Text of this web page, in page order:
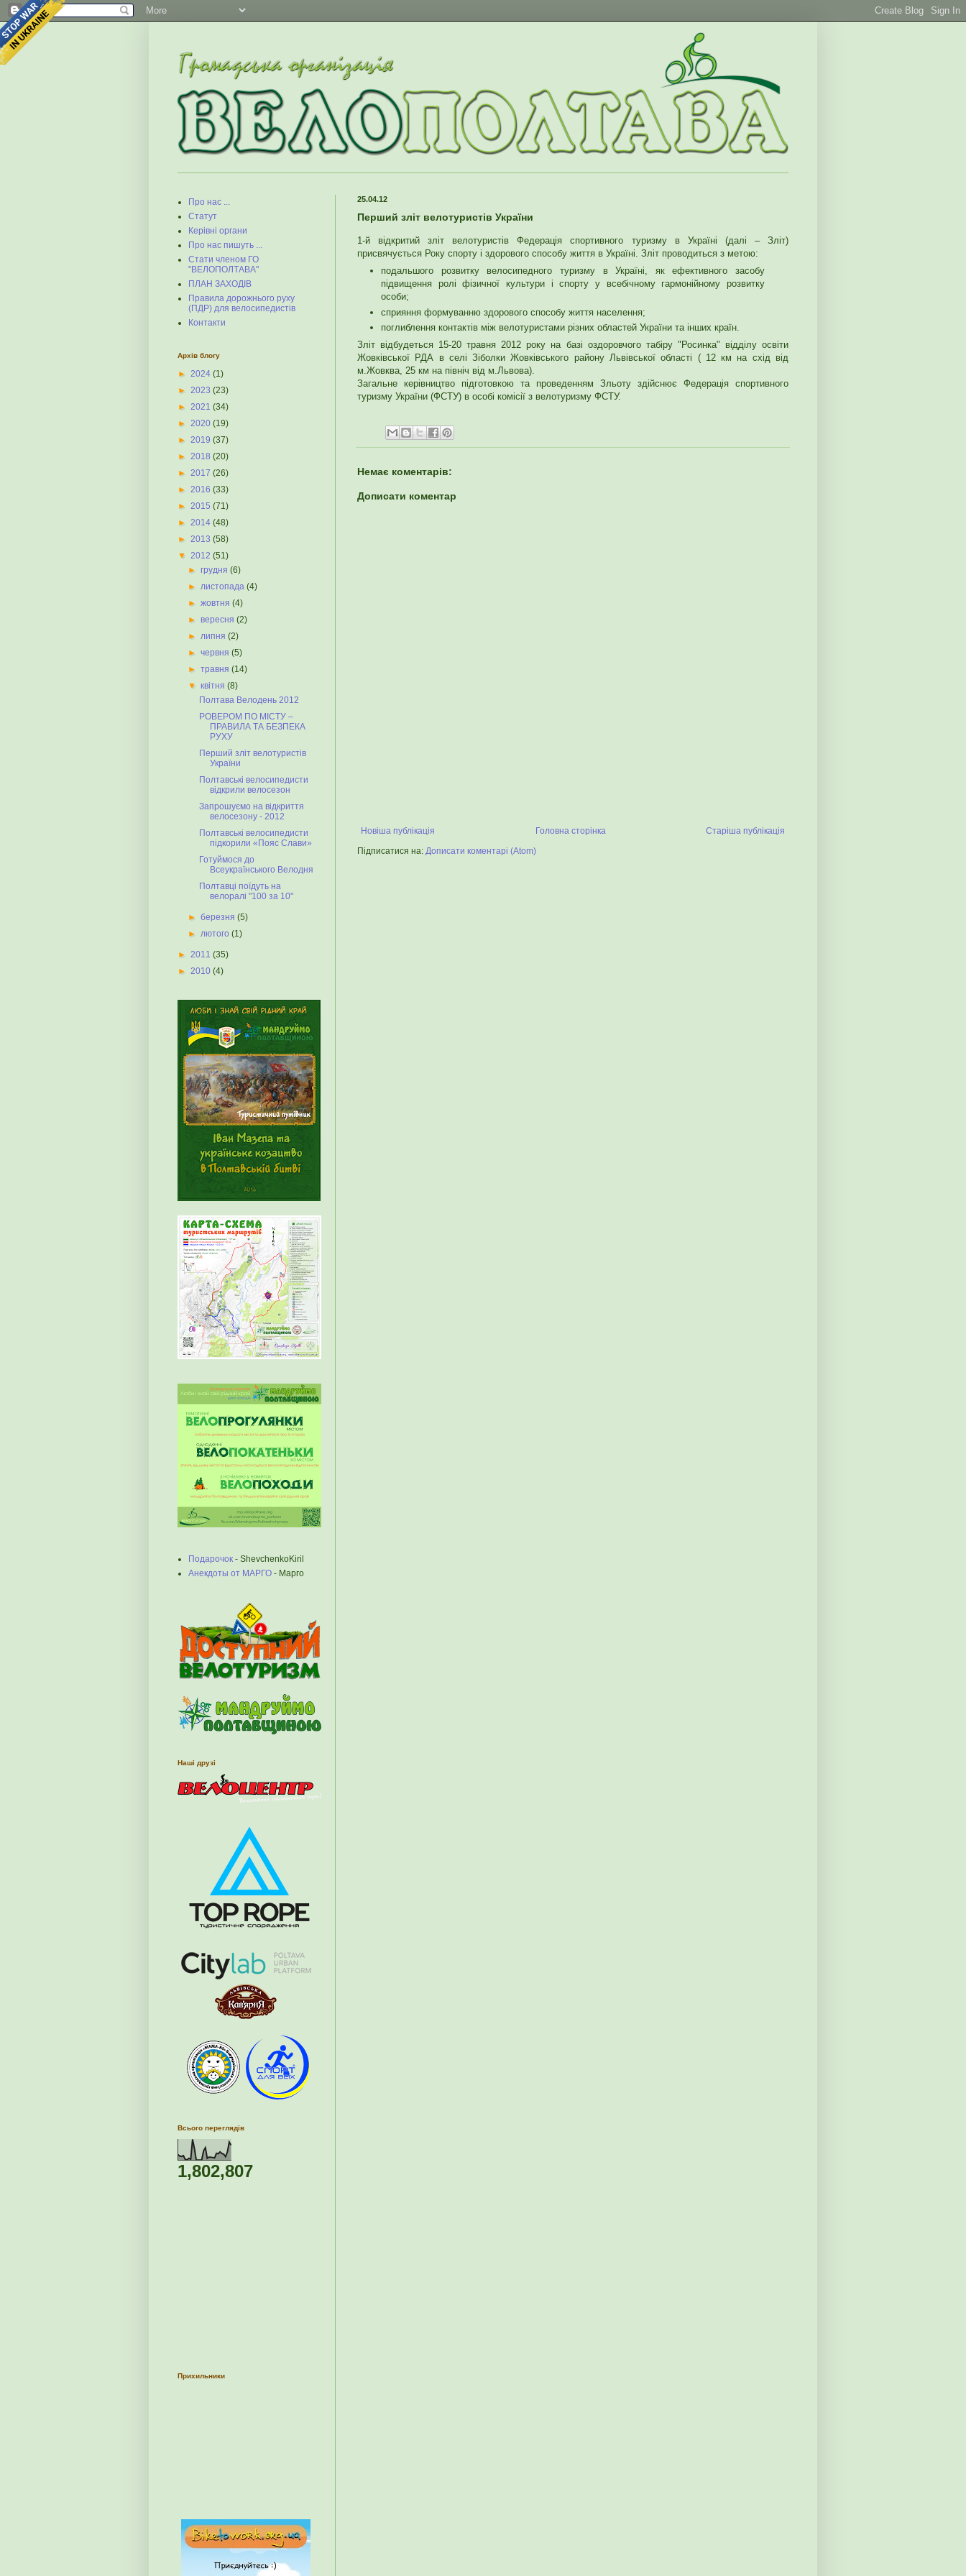
25.04.12
Перший зліт велотуристів України
1-й відкритий зліт велотуристів Федерація спортивного туризму в Україні (далі – Зліт)
присвячується Року спорту і здорового способу життя в Україні. Зліт проводиться з метою:
подальшого розвитку велосипедного туризму в Україні, як ефективного засобу
підвищення ролі фізичної культури і спорту у всебічному гармонійному розвитку
особи;
сприяння формуванню здорового способу життя населення;
поглиблення контактів між велотуристами різних областей України та інших країн.
Зліт відбудеться 15-20 травня 2012 року на базі оздоровчого табіру "Росинка" відділу освіти
Жовківської РДА в селі Зіболки Жовківського району Львівської області ( 12 км на схід від
м.Жовква, 25 км на північ від м.Львова).
Загальне керівництво підготовкою та проведенням Зльоту здійснює Федерація спортивного
туризму України (ФСТУ) в особі комісії з велотуризму ФСТУ.
Немає коментарів:
Дописати коментар
Новіша публікація Старіша публікація
Головна сторінка
Підписатися на: Дописати коментарі (Atom)
Про нас ...
Статут
Керівні органи
Про нас пишуть ...
Стати членом ГО
"ВЕЛОПОЛТАВА"
ПЛАН ЗАХОДІВ
Правила дорожнього руху
(ПДР) для велосипедистів
Контакти
Архів блогу
► 2024 (1)
► 2023 (23)
► 2021 (34)
► 2020 (19)
► 2019 (37)
► 2018 (20)
► 2017 (26)
► 2016 (33)
► 2015 (71)
► 2014 (48)
► 2013 (58)
▼ 2012 (51)
►грудня(6)
►листопада(4)
►жовтня(4)
►вересня(2)
►липня(2)
►червня(5)
►травня(14)
▼квітня(8)
Полтава Велодень 2012
РОВЕРОМ ПО МІСТУ –
ПРАВИЛА ТА БЕЗПЕКА
РУХУ
Перший зліт велотуристів
України
Полтавські велосипедисти
відкрили велосезон
Запрошуємо на відкриття
велосезону - 2012
Полтавські велосипедисти
підкорили «Пояс Слави»
Готуймося до
Всеукраїнського Велодня
Полтавці поїдуть на
велоралі "100 за 10"
►березня(5)
►лютого(1)
► 2011 (35)
► 2010 (4)
Подарочок - ShevchenkoKiril
Анекдоты от МАРГО - Марго
Наші друзі
Всього переглядів
1,802,807
Прихильники